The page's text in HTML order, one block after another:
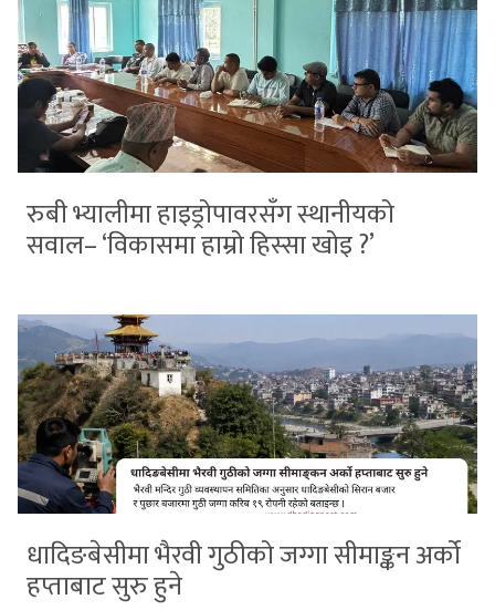
रुबी भ्यालीमा हाइड्रोपावरसँग स्थानीयको
सवाल– ‘विकासमा हाम्रो हिस्सा खोइ ?’
धादिङबेसीमा भैरवी गुठीको जग्गा सीमाङ्कन अर्को
हप्ताबाट सुरु हुने